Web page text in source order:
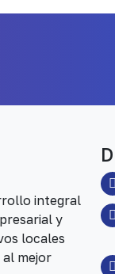
integral
y
locales
mejor